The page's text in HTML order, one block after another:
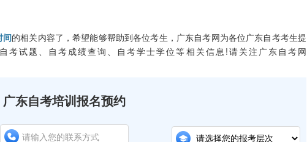
间的相关内容了，希望能够帮助到各位考生，广东自考网为各位广东自考考生提
考试题、自考成绩查询、自考学士学位等相关信息!请关注广东自考网
广东自考培训报名预约